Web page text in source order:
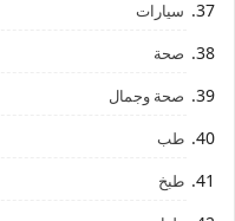
سيارات
صحة
صحة وجمال
طب
طبخ